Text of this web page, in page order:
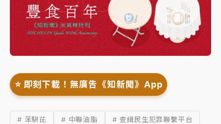
⭐️ 即刻下載！無廣告《知新聞》App
# 苯駢芘 # 中聯油脂 # 查緝民生犯罪聯繫平台